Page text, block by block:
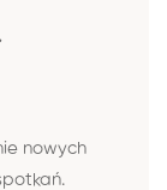
nowych